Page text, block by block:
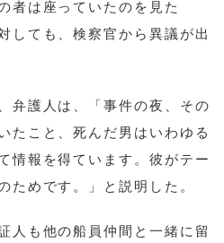
者は座っていたのを見た
しても、検察官から異議が出
弁護人は、「事件の夜、その
たこと、死んだ男はいわゆる
情報を得ています。彼がテー
ためです。」と説明した。
人も他の船員仲間と一緒に留